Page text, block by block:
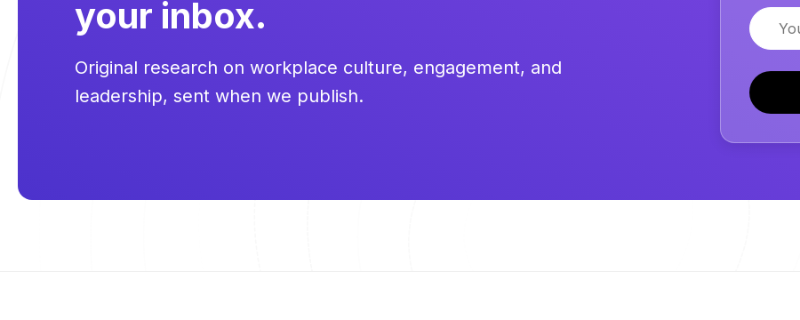
your inbox.
Original research on workplace culture, engagement, and
leadership, sent when we publish.
Email